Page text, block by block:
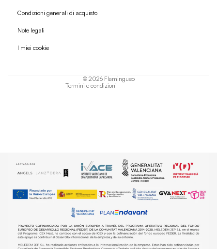
Condizioni generali di acquisto
Note legali
I miei cookie
© 2026 Flamingueo
Termini e condizioni
Politica di rimborso